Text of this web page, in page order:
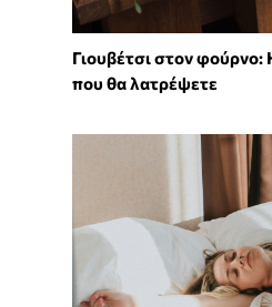
Γιουβέτσι στον
που θα λατρέψετε